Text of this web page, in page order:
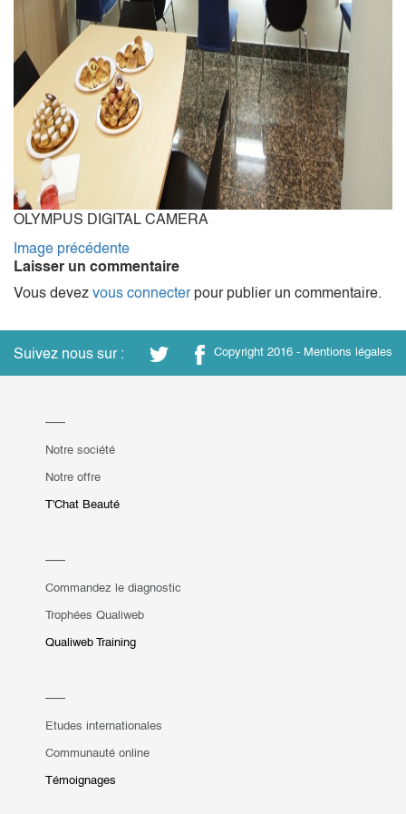
OLYMPUS DIGITAL CAMERA
Image précédente
Laisser un commentaire
Vous devez vous connecterpour publier un commentaire.
Suivez nous sur : Copyright 2016 - Mentions légales
Notre société
Notre offre
T'Chat Beauté
Commandez le diagnostic
Trophées Qualiweb
Qualiweb Training
Etudes internationales
Communauté online
Témoignages